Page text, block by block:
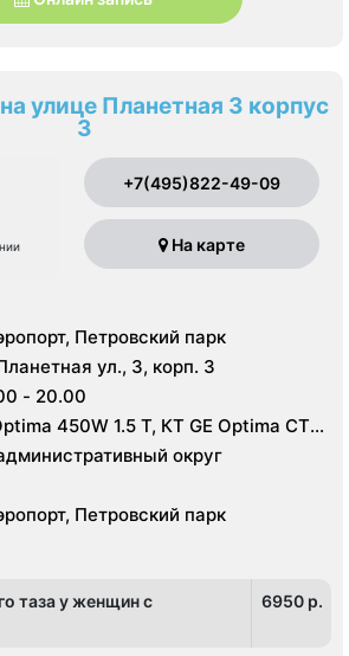
улице Планетная 3 корпус
3
+7(495)822-49-09
На карте
Петровский парк
ул., 3, корп. 3
- 20.00
450W 1.5 T, КТ GE Optima CT
УЗИ GE LOGIQ S8округ
Петровский парк
таза у женщин с
6950 p.